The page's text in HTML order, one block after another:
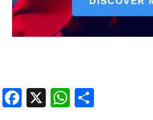
Facebook
X WhatsApp